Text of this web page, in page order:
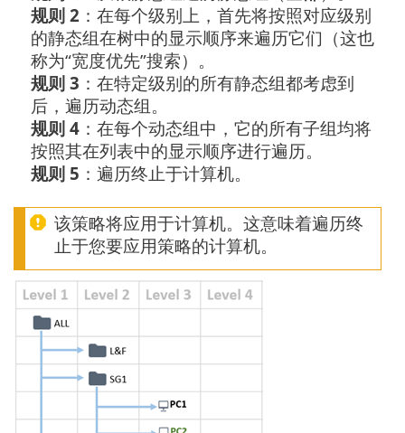
规则 2 ：在每个级别上，首先将按照对应级别
的静态组在树中的显示顺序来遍历它们（这也
称为“宽度优先”搜索）。
规则 3 ：在特定级别的所有静态组都考虑到
后，遍历动态组。
规则 4 ：在每个动态组中，它的所有子组均将
按照其在列表中的显示顺序进行遍历。
规则 5 ：遍历终止于计算机。
该策略将应用于计算机。这意味着遍历终
止于您要应用策略的计算机。